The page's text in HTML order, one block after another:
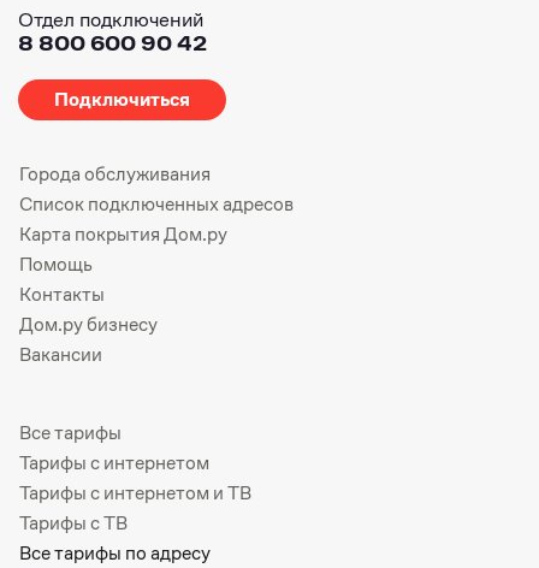
Отдел подключений
8 800 600 90 42
Подключиться
Города обслуживания
Список подключенных адресов
Карта покрытия Дом.ру
Помощь
Контакты
Дом.ру бизнесу
Вакансии
Все тарифы
Тарифы с интернетом
Тарифы с интернетом и ТВ
Тарифы с ТВ
Все тарифы по адресу